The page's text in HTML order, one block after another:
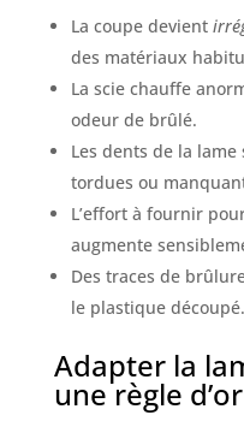
La coupe devient
des matériaux
La scie chauffe
odeur de brûlé.
Les dents de la
tordues ou
L’effort à fournir
augmente
Des traces de
le plastique découpé.
Adapter la
une règle d’or